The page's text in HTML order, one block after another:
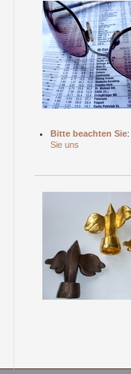
Bitte beachten Sie:
Sie uns